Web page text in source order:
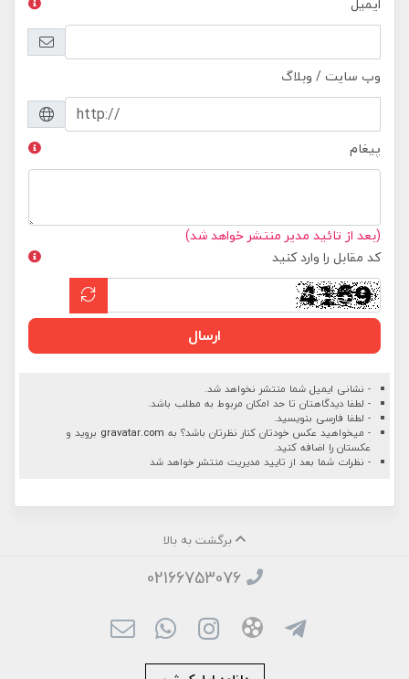
وب سایت / وبلاگ
پیغام
(بعد از تائید مدیر منتشر خواهد شد)
کد مقابل را وارد کنید
ارسال
- نشانی ایمیل شما منتشر نخواهد شد.
- لطفا دیدگاهتان تا حد امکان مربوط به مطلب باشد.
- لطفا فارسی بنویسید.
- میخواهید عکس خودتان کنار نظرتان باشد؟ به gravatar.com بروید و
عکستان را اضافه کنید.
- نظرات شما بعد از تایید مدیریت منتشر خواهد شد
برگشت به بالا
02166753076